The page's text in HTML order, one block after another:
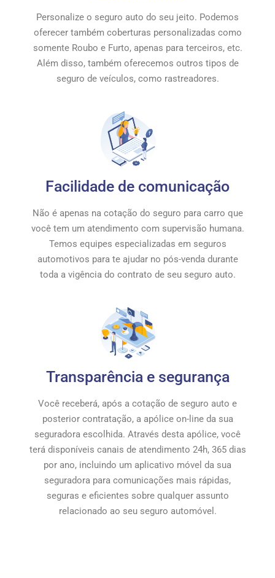
Personalize o seguro auto do seu jeito. Podemos
oferecer também coberturas personalizadas como
somente Roubo e Furto, apenas para terceiros, etc.
Além disso, também oferecemos outros tipos de
seguro de veículos, como rastreadores.
Facilidade de comunicação
Não é apenas na cotação do seguro para carro que
você tem um atendimento com supervisão humana.
Temos equipes especializadas em seguros
automotivos para te ajudar no pós-venda durante
toda a vigência do contrato de seu seguro auto.
Transparência e segurança
Você receberá, após a cotação de seguro auto e
posterior contratação, a apólice on-line da sua
seguradora escolhida. Através desta apólice, você
terá disponíveis canais de atendimento 24h, 365 dias
por ano, incluindo um aplicativo móvel da sua
seguradora para comunicações mais rápidas,
seguras e eficientes sobre qualquer assunto
relacionado ao seu seguro automóvel.